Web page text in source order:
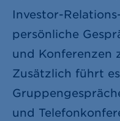
Investor-
persönliche
und Konferenzen
Zusätzlich führt
und